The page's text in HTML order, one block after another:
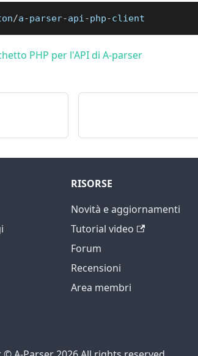
/a-parser-api-php-client
PHP per l'API di A-parser
RISORSE
Novità e aggiornamenti
Tutorial video
Forum
Recensioni
Area membri